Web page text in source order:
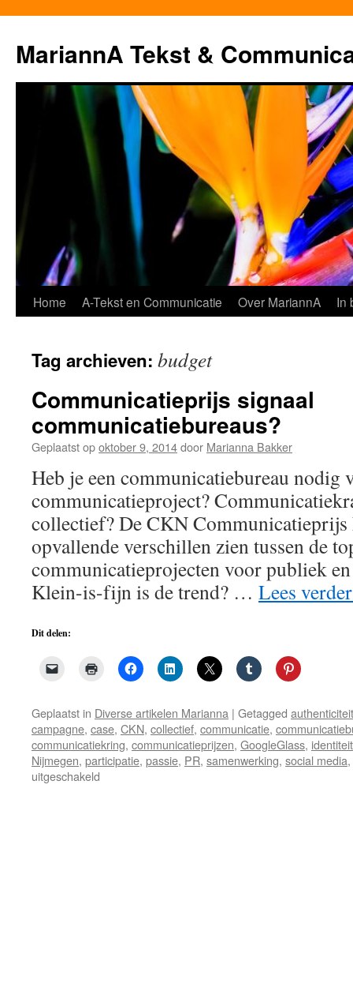
MariannA Tekst &
Ga
de
inhoud
Home A-Tekst en Communicatie Over MariannA In
Tag archieven: budget
Communicatieprijs signaal
communicatiebureaus?
Geplaatst opoktober 9, 2014door Marianna Bakker
Heb je een communicatiebureau nodig
communicatieproject?
collectief? De CKN
opvallende verschillen zien tussen de
communicatieprojecten voor publiek
Klein-is-fijn is de trend? … Lees
Dit delen:
Geplaatst in Diverse artikelen Marianna | Getagged authenticiteit
campagne, case, CKN, collectief, communicatie,
communicatiekring, communicatieprijzen, GoogleGlass, identiteit
Nijmegen, participatie, passie, PR, samenwerking, social media,
uitgeschakeld